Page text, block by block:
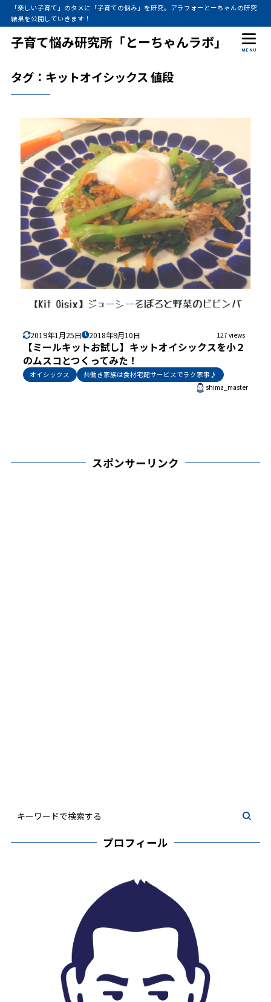
「楽しい子育て」のタメに「子育ての悩み」を研究。アラフォーとーちゃんの研究
結果を公開していきます！
子育て悩み研究所「とーちゃんラボ」 MENU
タグ：キットオイシックス 値段
2019年1月25日 2018年9月10日 127 views
【ミールキットお試し】キットオイシックスを小２
のムスコとつくってみた！
オイシックス
共働き家族は食材宅配サービスでラク家事♪
shima_master
スポンサーリンク
プロフィール